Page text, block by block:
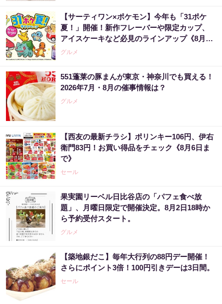
【サーティワン×ポケモン】今年も「31ポケ
夏！」開催！新作フレーバーや限定カップ、
アイスケーキなど必見のラインアップ《8月1
日スタート》
グルメ
551蓬莱の豚まんが東京・神奈川でも買える！
2026年7月・8月の催事情報は？
グルメ
【西友の最新チラシ】ポリンキー106円、伊右
衛門83円！お買い得品をチェック《8月6日ま
で》
セール
果実園リーベル日比谷店の「パフェ食べ放
題」、月曜日限定で開催決定。8月2日18時か
ら予約受付スタート。
グルメ
【築地銀だこ】毎年大行列の88円デー開催！
さらにポイント3倍！100円引きデーは3日間。
セール